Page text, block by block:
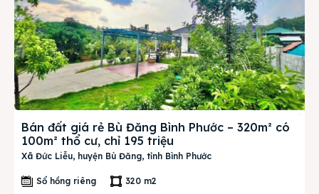
Bán đất giá rẻ Bù Đăng Bình Phước – 320m² có
100m² thổ cư, chỉ 195 triệu
Xã Đức Liễu, huyện Bù Đăng, tỉnh Bình Phước
Sổ hồng riêng 320 m2